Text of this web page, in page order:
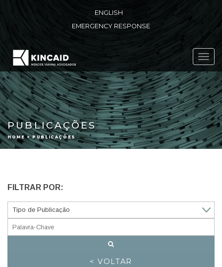
ENGLISH
EMERGENCY RESPONSE
PUBLICAÇÕES
HOME > PUBLICAÇÕES
FILTRAR POR:
< VOLTAR